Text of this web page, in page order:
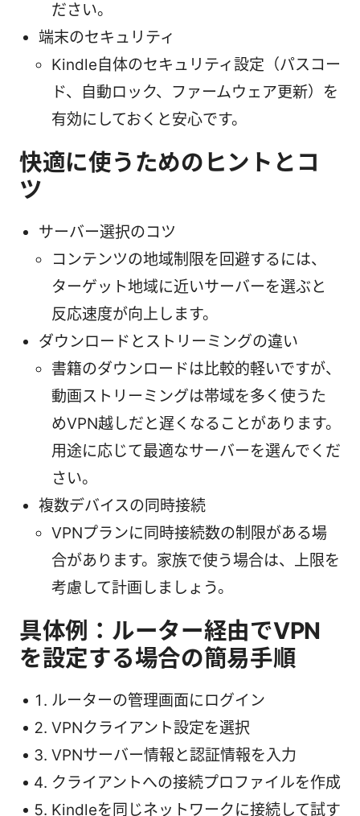
ださい。
端末のセキュリティ
Kindle自体のセキュリティ設定（パスコー
ド、自動ロック、ファームウェア更新）を
有効にしておくと安心です。
快適に使うためのヒントとコ
ツ
サーバー選択のコツ
コンテンツの地域制限を回避するには、
ターゲット地域に近いサーバーを選ぶと
反応速度が向上します。
ダウンロードとストリーミングの違い
書籍のダウンロードは比較的軽いですが、
動画ストリーミングは帯域を多く使うた
めVPN越しだと遅くなることがあります。
用途に応じて最適なサーバーを選んでくだ
さい。
複数デバイスの同時接続
VPNプランに同時接続数の制限がある場
合があります。家族で使う場合は、上限を
考慮して計画しましょう。
具体例：ルーター経由でVPN
を設定する場合の簡易手順
ルーターの管理画面にログイン
VPNクライアント設定を選択
VPNサーバー情報と認証情報を入力
クライアントへの接続プロファイルを作成
Kindleを同じネットワークに接続して試す